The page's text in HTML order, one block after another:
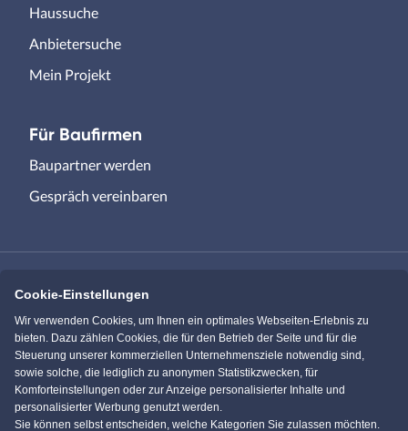
Haussuche
Anbietersuche
Mein Projekt
Für Baufirmen
Baupartner werden
Gespräch vereinbaren
Immowelt.de Bauen.de
Massivhaus.de Bungalow.de
Einfamilienhaus.de
Cookie-Einstellungen
Wir verwenden Cookies, um Ihnen ein optimales Webseiten-Erlebnis zu
bieten. Dazu zählen Cookies, die für den Betrieb der Seite und für die
Steuerung unserer kommerziellen Unternehmensziele notwendig sind,
sowie solche, die lediglich zu anonymen Statistikzwecken, für
Komforteinstellungen oder zur Anzeige personalisierter Inhalte und
personalisierter Werbung genutzt werden.
Sie können selbst entscheiden, welche Kategorien Sie zulassen möchten.